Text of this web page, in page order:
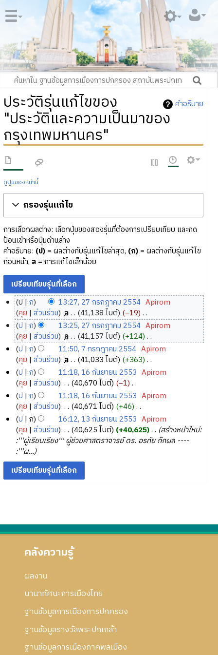
คำอธิบาย
ประวัติรุ่นแก้ไขของ
"ประวัติและความเป็นมาของ
กรุงเทพมหานคร"
ดูปูมของหน้านี้
กรองรุ่นแก้ไข
การเลือกผลต่าง: เลือกปุ่มของสองรุ่นที่ต้องการเปรียบเทียบ และกด
ป้อนเข้าหรือปุ่มด้านล่าง
คำอธิบาย: (ป)= ผลต่างกับรุ่นแก้ไขล่าสุด, (ก)= ผลต่างกับรุ่นแก้ไข
ก่อนหน้า, ล= การแก้ไขเล็กน้อย
7
ร
ฎ
ค
2
5
ป ก 13:27, 27 กรกฎาคม 2554 Apirom
คุย ส่วนร่วม ‎ล 41,138 ไบต์ −19 ‎
ไ
ม่
มี
ค
ว
า
ม
ย่
อ
ก
า
ร
แ
ก้
ไ
ป ก 13:25, 27 กรกฎาคม 2554 Apirom
คุย ส่วนร่วม ‎ล 41,157 ไบต์ +124 ‎
ไ
ม่
มี
ค
ว
า
ม
ย่
อ
ก
า
ร
แ
ก
ก
า
5
4
ป ก 11:50, 7 กรกฎาคม 2554 Apirom
คุย ส่วนร่วม ‎ล 41,033 ไบต์ +363 ‎
ไ
ม่
มี
ค
ว
า
ม
ย่
อ
ก
า
ข
6
น
น
5
ป ก 11:18, 16 กันยายน 2553 Apirom
คุย ส่วนร่วม ‎ 40,670 ไบต์ −1 ‎
ไ
ม่
มี
ค
ว
า
ม
ย่
อ
แ
ก้
ป ก 11:18, 16 กันยายน 2553 Apirom
คุย ส่วนร่วม ‎ 40,671 ไบต์ +46 ‎
ไ
ม่
มี
ค
ว
า
ม
า
ร
น
ย
2
5
ป ก 16:12, 13 กันยายน 2553 Apirom
คุย ส่วนร่วม ‎ 40,625 ไบต์ +40,625 ‎
สร้างหน้าใหม่:
:'''ผู้เรียบเรียง''' ผู้ช่วยศาสตราจารย์ ดร. อรทัย ก๊กผล ----
:'''ผ...
คลังความรู้
ผลงาน
นานาทัศนะการเมืองไทย
ฐานข้อมูลการเมืองการปกครอง
ฐานข้อมูลรางวัลพระปกเกล้า
ฐานข้อมูลการเมืองภาคพลเมือง